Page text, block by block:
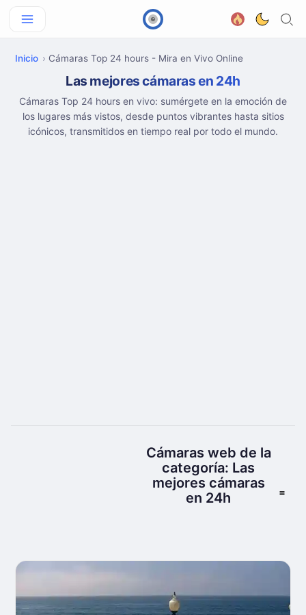
Inicio Cámaras Top 24 hours - Mira en Vivo Online
Las mejores cámaras en 24h
Cámaras Top 24 hours en vivo: sumérgete en la emoción de
los lugares más vistos, desde puntos vibrantes hasta sitios
icónicos, transmitidos en tiempo real por todo el mundo.
Cámaras web de la
categoría: Las
mejores cámaras
en 24h